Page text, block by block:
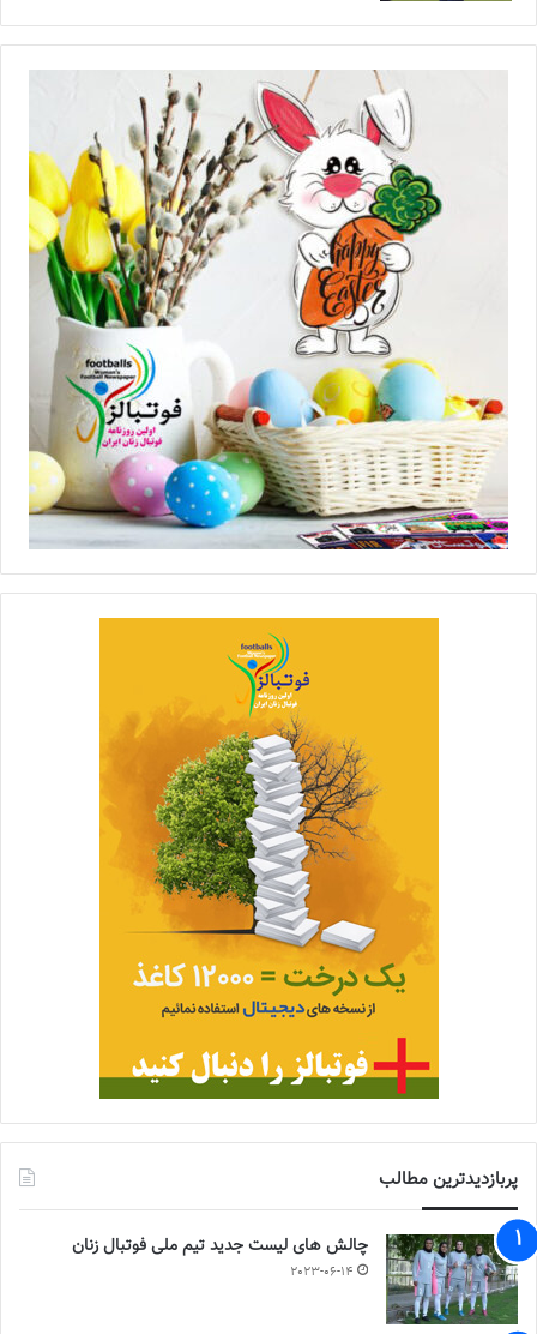
پربازدیدترین مطالب
چالش هاى ليست جدید تيم ملى فوتبال زنان
2023-06-14